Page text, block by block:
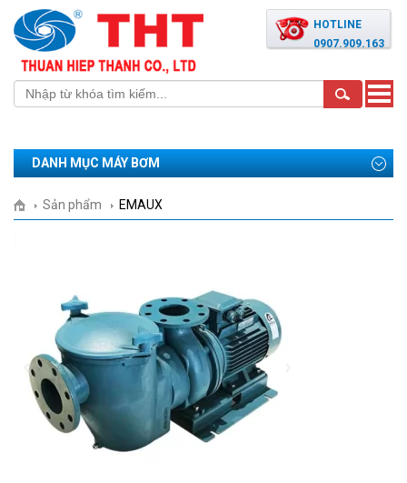
HOTLINE
0907.909.163
Toggle
DANH MỤC MÁY BƠM
Sản phẩm EMAUX